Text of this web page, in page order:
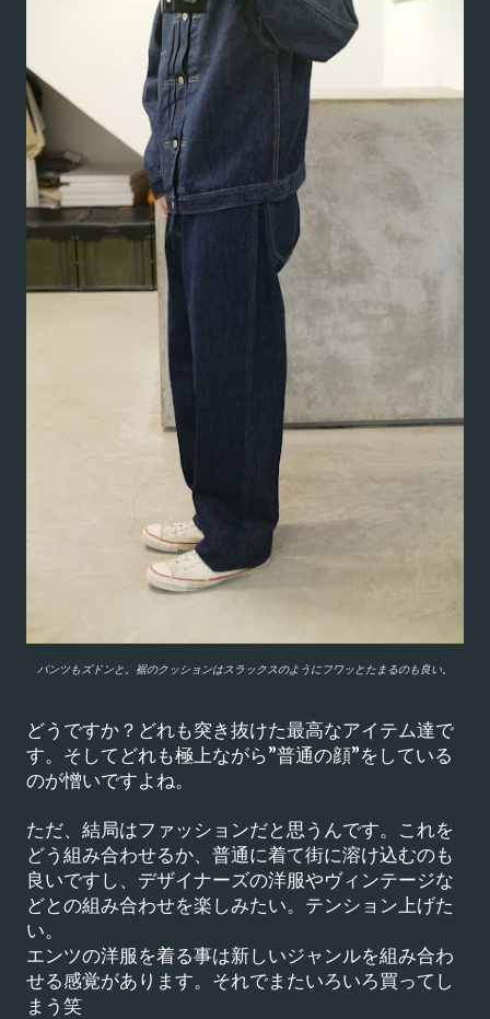
パンツもズドンと。裾のクッションはスラックスのようにフワッとたまるのも良い。
どうですか？どれも突き抜けた最高なアイテム達で
す。そしてどれも極上ながら”普通の顔”をしている
のが憎いですよね。
ただ、結局はファッションだと思うんです。これを
どう組み合わせるか、普通に着て街に溶け込むのも
良いですし、デザイナーズの洋服やヴィンテージな
どとの組み合わせを楽しみたい。テンション上げた
い。
エンツの洋服を着る事は新しいジャンルを組み合わ
せる感覚があります。それでまたいろいろ買ってし
まう笑